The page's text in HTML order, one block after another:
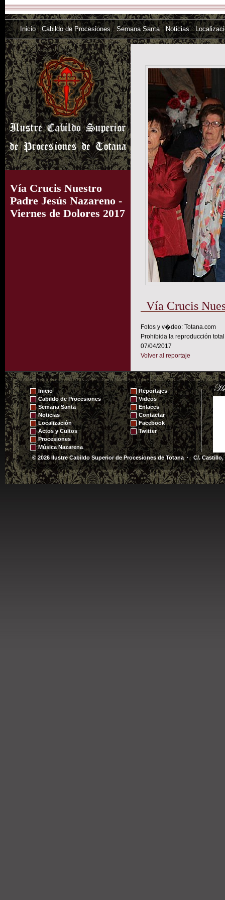
Inicio Cabildo de Procesiones Semana Santa Noticias
Vía Crucis Nuestro
Padre Jesús Nazareno -
Viernes de Dolores 2017
Vía Crucis
Fotos y v�deo: Totana.com
Prohibida la reproducción
07/04/2017
Volver al reportaje
Inicio
Cabildo de Procesiones
Semana Santa
Noticias
Localización
Actos y Cultos
Procesiones
Música Nazarena
Reportajes
Videos
Enlaces
Contactar
Facebook
Twitter
© 2026 Ilustre Cabildo Superior de Procesiones de Totana · C/. Castillo,